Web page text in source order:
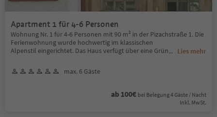
Apartment 1 für 4-6 Personen
Wohnung Nr. 1 für 4-6 Personen mit 90 m² in der Pizachstraße 1. Die
Ferienwohnung wurde hochwertig im klassischen
Alpenstil eingerichtet. Das Haus verfügt über eine Grün... Lies mehr
max. 6 Gäste
ab 100€ bei Belegung 4 Gäste / Nacht
Inkl. MwSt.